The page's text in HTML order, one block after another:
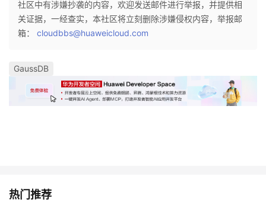
社区中有涉嫌抄袭的内容，欢迎发送邮件进行举报，并提供相
关证据，一经查实，本社区将立刻删除涉嫌侵权内容，举报邮
箱： cloudbbs@huaweicloud.com
GaussDB
热门推荐